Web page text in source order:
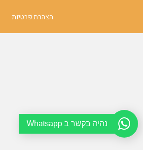
הצהרת פרטיות
נהיה בקשר ב Whatsapp